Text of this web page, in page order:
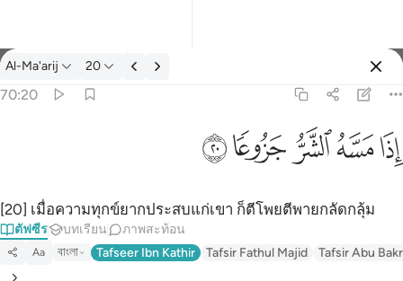
ตัฟซีร: Al-Ma'arij 70:20
Al-Ma'arij 20
70:20
ﱰﱱﱲﱳﱴ
[20] เมื่อความทุกข์ยากประสบแก่เขา ก็ตีโพยตีพายกลัดกลุ้ม
ตัฟซีร บทเรียน ภาพสะท้อน
Aa বাংলা Tafseer Ibn Kathir Tafsir Fathul Majid Tafsir Abu